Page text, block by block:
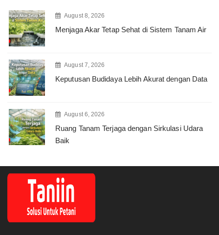
August 8, 2026
Menjaga Akar Tetap Sehat di Sistem Tanam Air
August 7, 2026
Keputusan Budidaya Lebih Akurat dengan Data
August 6, 2026
Ruang Tanam Terjaga dengan Sirkulasi Udara
Baik